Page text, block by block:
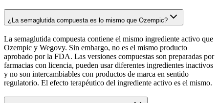
¿La semaglutida compuesta es lo mismo que Ozempic?
La semaglutida compuesta contiene el mismo ingrediente activo que
Ozempic y Wegovy. Sin embargo, no es el mismo producto
aprobado por la FDA. Las versiones compuestas son preparadas por
farmacias con licencia, pueden usar diferentes ingredientes inactivos
y no son intercambiables con productos de marca en sentido
regulatorio. El efecto terapéutico del ingrediente activo es el mismo.